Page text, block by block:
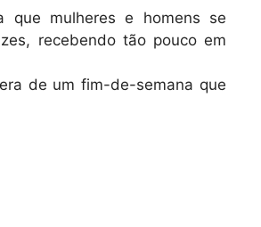
que mulheres e homens se
recebendo tão pouco em
de um fim-de-semana que